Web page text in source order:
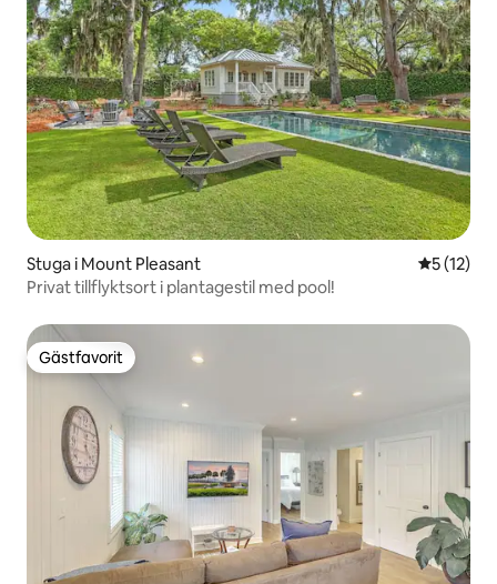
Stuga i Mount Pleasant 5 av 5 i
5 (12)
Privat tillflyktsort i plantagestil med pool!
Gästfavorit
Gästfavorit